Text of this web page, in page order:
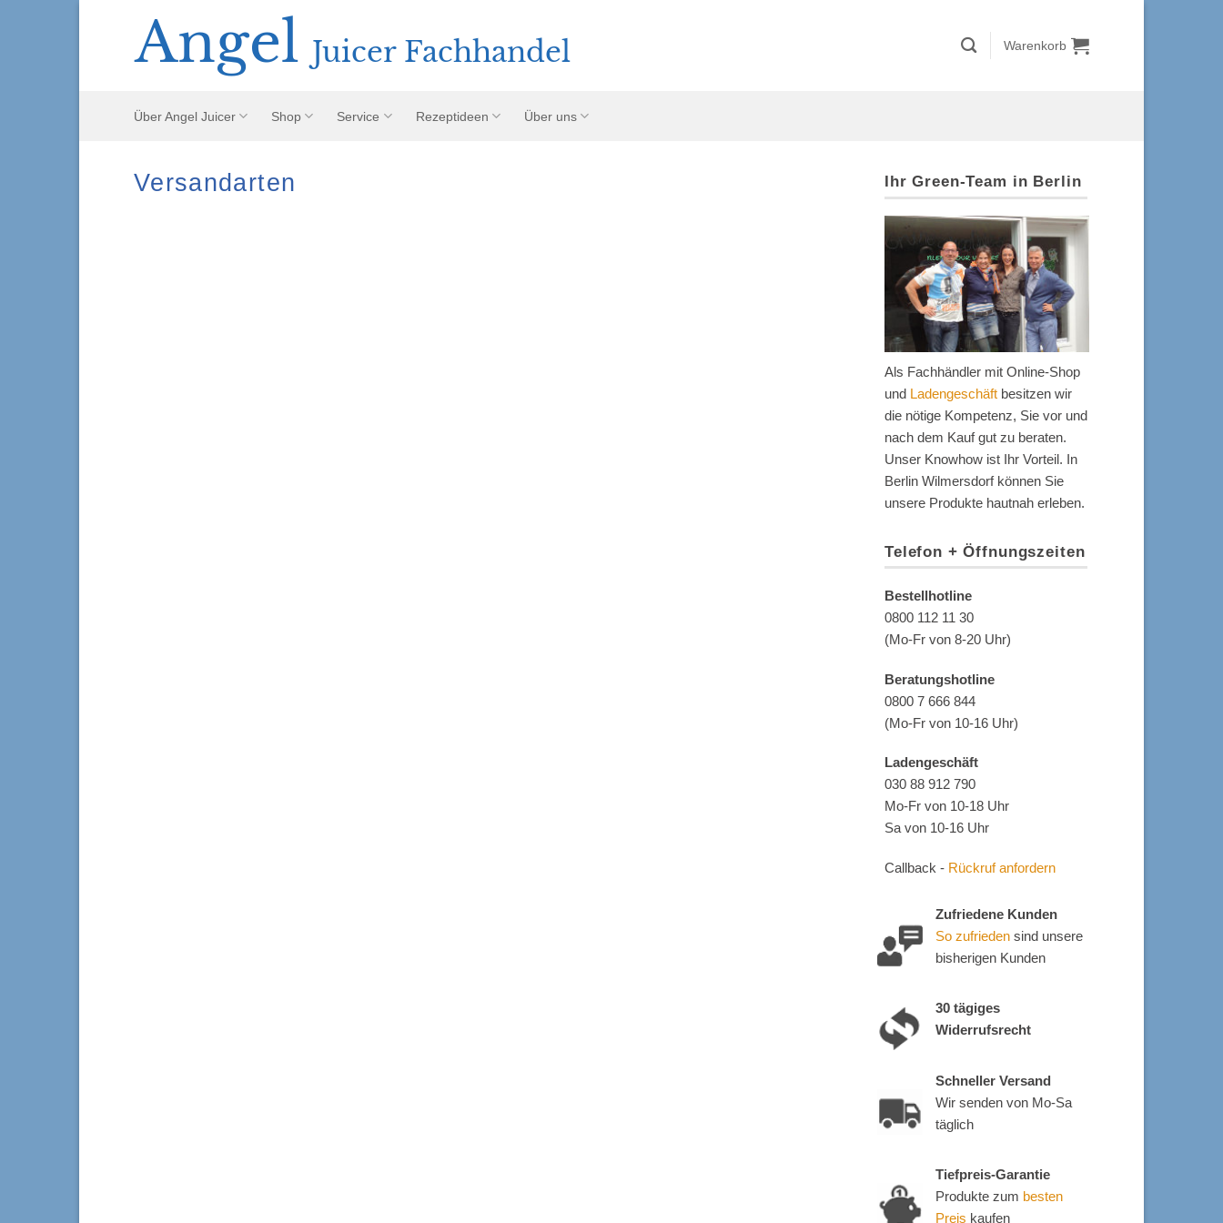
springen
Warenkorb
Über Angel Juicer Shop Service Rezeptideen Über uns
Versandarten Ihr Green-Team in Berlin
Als Fachhändler mit Online-Shop
und Ladengeschäft besitzen wir
die nötige Kompetenz, Sie vor und
nach dem Kauf gut zu beraten.
Unser Knowhow ist Ihr Vorteil. In
Berlin Wilmersdorf können Sie
unsere Produkte hautnah erleben.
Telefon + Öffnungszeiten
Bestellhotline
0800 112 11 30
(Mo-Fr von 8-20 Uhr)
Beratungshotline
0800 7 666 844
(Mo-Fr von 10-16 Uhr)
Ladengeschäft
030 88 912 790
Mo-Fr von 10-18 Uhr
Sa von 10-16 Uhr
Callback - Rückruf anfordern
Zufriedene Kunden
So zufriedensind unsere
bisherigen Kunden
30 tägiges
Widerrufsrecht
Schneller Versand
Wir senden von Mo-Sa
täglich
Tiefpreis-Garantie
Produkte zum besten
Preis kaufen